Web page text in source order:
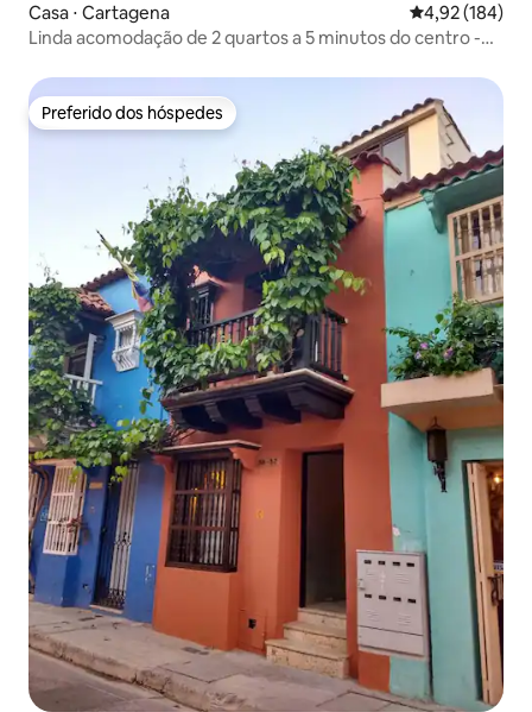
Casa ⋅ Cartagena 4,92 de uma
4,92 (184)
Linda acomodação de 2 quartos a 5 minutos do centro -
Preferido dos hóspedes
Preferido dos hóspedes